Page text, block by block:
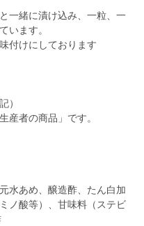
一緒に漬け込み、一粒、一
います。
付けにしております
）
産者の商品」です。
水あめ、醸造酢、たん白加
ノ酸等）、甘味料（ステビ